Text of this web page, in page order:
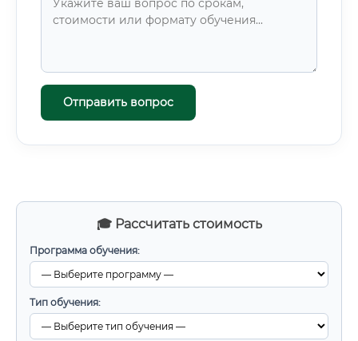
🎓 Рассчитать стоимость
Программа обучения:
Тип обучения:
Отправить вопрос